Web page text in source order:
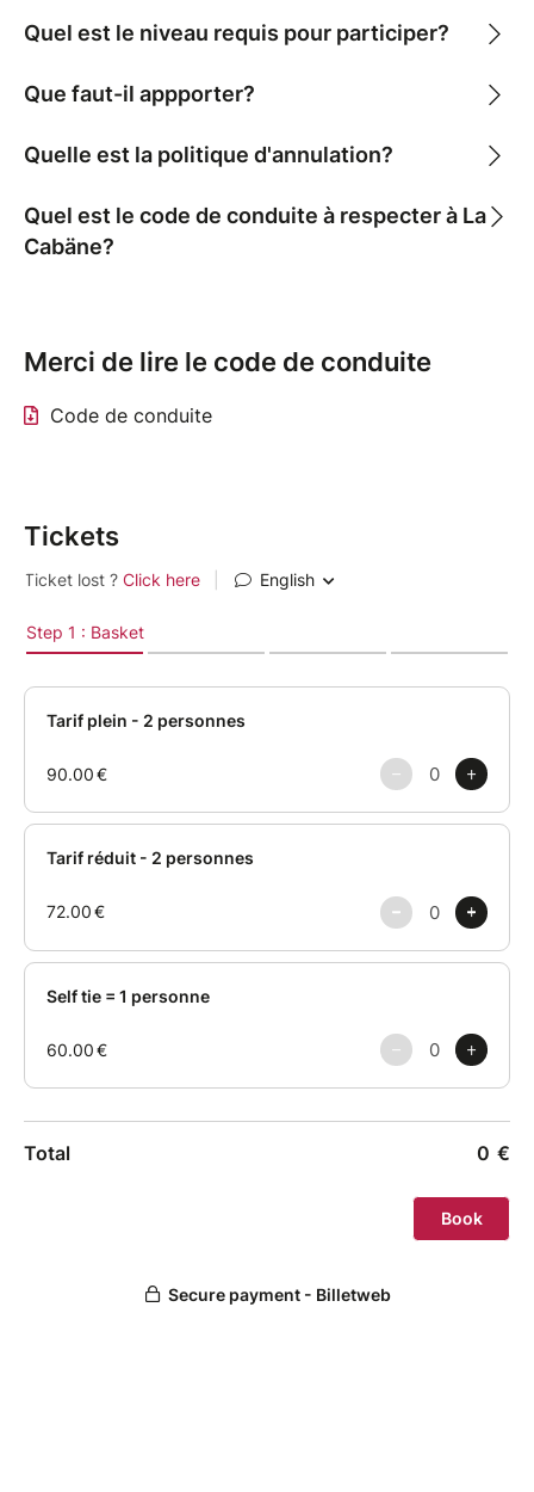
* SOL : HARNAIS DU BAS DU CORPS
Lors de ce cours, nous apprendrons / réviserons
au sol comme en suspension ( lacing, futomomo,
constructions et mécanismes afin de pouvoir les
utiliser en toute sécurité.
d'approfondissements !
Quel est le niveau requis pour participer?
Que faut-il appporter?
Quelle est la politique d'annulation?
Quel est le code de conduite à respecter à La
Cabäne?
Merci de lire le code de conduite
Code de conduite
Tickets